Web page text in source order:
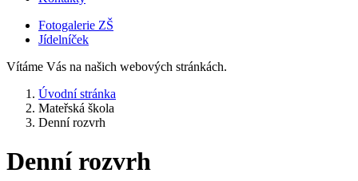
Fotogalerie ZŠ
Jídelníček
Vítáme Vás na našich webových stránkách.
Úvodní stránka
Mateřská škola
Denní rozvrh
Denní rozvrh